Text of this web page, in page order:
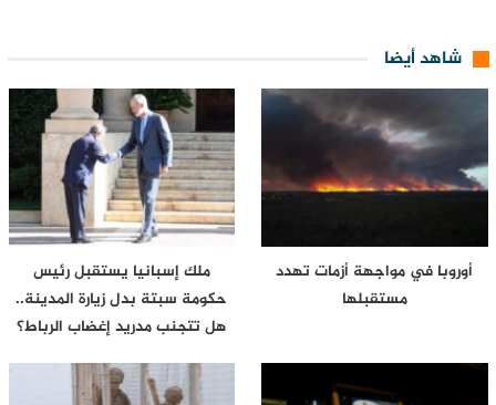
شاهد أيضا
أوروبا في مواجهة أزمات تهدد
مستقبلها
ملك إسبانيا يستقبل رئيس
حكومة سبتة بدل زيارة المدينة..
هل تتجنب مدريد إغضاب الرباط؟